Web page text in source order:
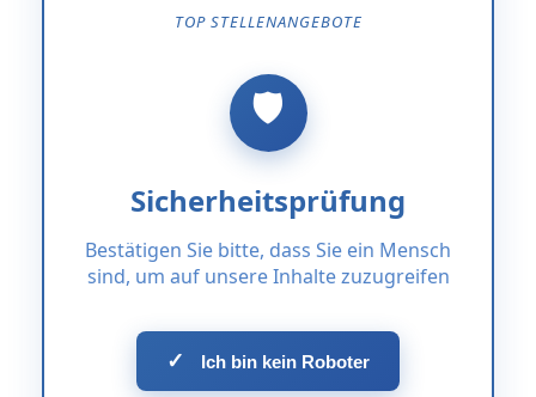
TOP STELLENANGEBOTE
Sicherheitsprüfung
Bestätigen Sie bitte, dass Sie ein Mensch
sind, um auf unsere Inhalte zuzugreifen
✓ Ich bin kein Roboter